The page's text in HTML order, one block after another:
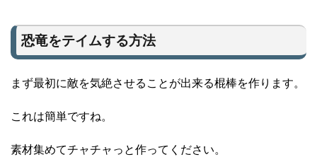
恐竜をテイムする方法
まず最初に敵を気絶させることが出来る棍棒を作ります。
これは簡単ですね。
素材集めてチャチャっと作ってください。